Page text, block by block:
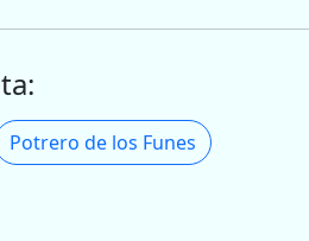
Potrero de los Funes